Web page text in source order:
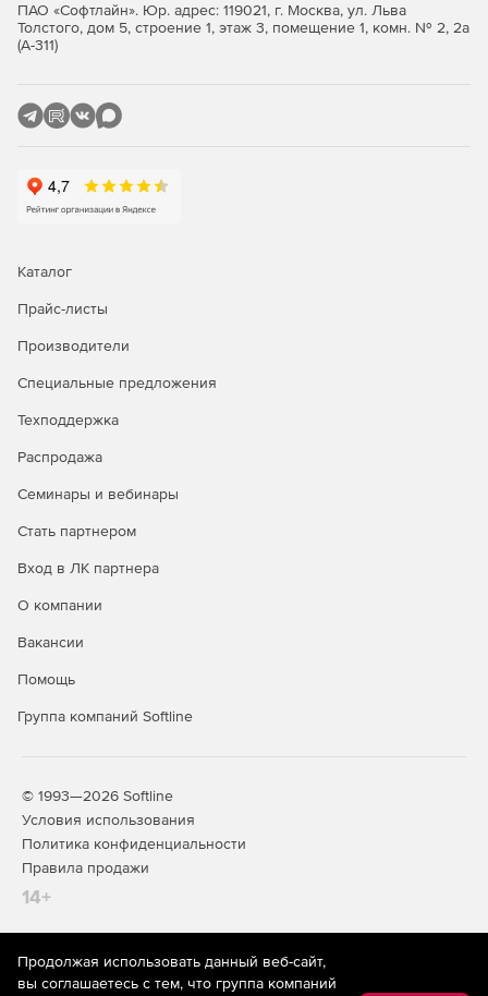
EAN14(SCC14).
ITF14.
PZN.
Code93 Extended.
Code93 Standard.
IATA 2.
2D штрих-коды включают:
DataMatrix.
Italian Post 25.
ПАО «Софтлайн». Юр. адрес: 119021, г. Москва, ул. Льва
Толстого, дом 5, строение 1, этаж 3, помещение 1, комн. № 2, 2а
(А-311)
Каталог
Прайс-листы
Производители
Специальные предложения
Техподдержка
Распродажа
Семинары и вебинары
Стать партнером
Вход в ЛК партнера
О компании
Вакансии
Помощь
Группа компаний Softline
© 1993—2026 Softline
Условия использования
Политика конфиденциальности
Правила продажи
14+
На информационном ресурсе store.softline.ru применяются
рекомендательные технологии(информационные технологии
Продолжая использовать данный веб-сайт,
вы соглашаетесь с тем, что группа компаний